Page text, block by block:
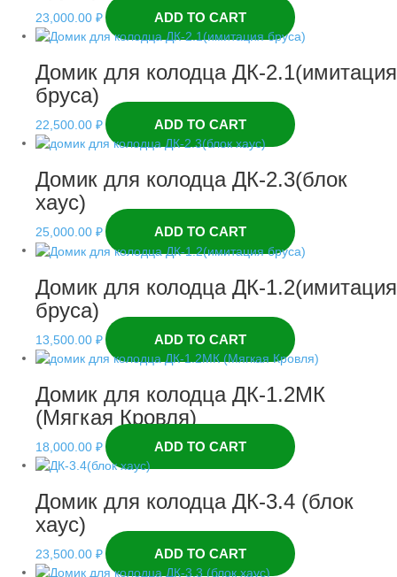
23,000.00 ₽ ADD TO CART
Домик для колодца ДК-2.1(имитация
бруса)
22,500.00 ₽ ADD TO CART
Домик для колодца ДК-2.3(блок
хаус)
25,000.00 ₽ ADD TO CART
Домик для колодца ДК-1.2(имитация
бруса)
13,500.00 ₽ ADD TO CART
Домик для колодца ДК-1.2МК
(Мягкая Кровля)
18,000.00 ₽ ADD TO CART
Домик для колодца ДК-3.4 (блок
хаус)
23,500.00 ₽ ADD TO CART